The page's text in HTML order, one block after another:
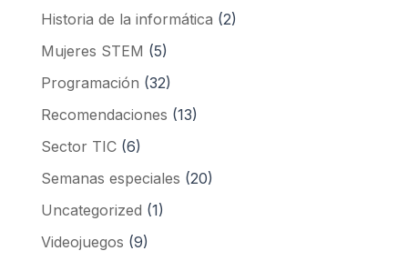
Historia de la informática (2)
Mujeres STEM (5)
Programación (32)
Recomendaciones (13)
Sector TIC(6)
Semanas especiales (20)
Uncategorized (1)
Videojuegos (9)